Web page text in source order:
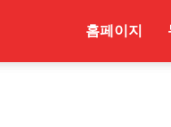
홈페이지